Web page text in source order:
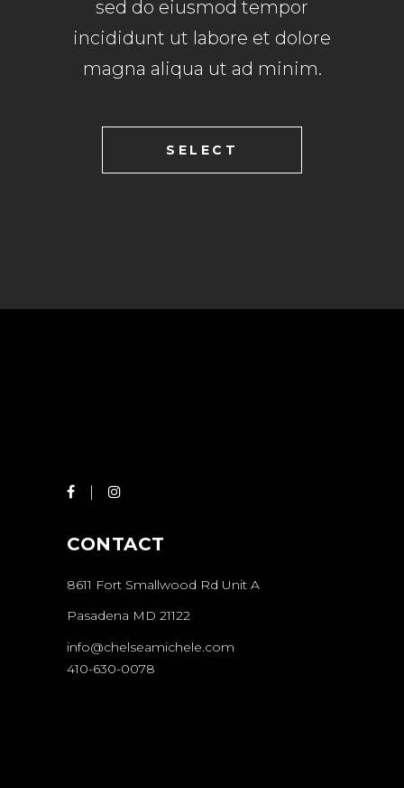
sed do eiusmod tempor
incididunt ut labore et dolore
magna aliqua ut ad minim.
SELECT
CONTACT
8611 Fort Smallwood Rd Unit A
Pasadena MD 21122
info@chelseamichele.com
410-630-0078